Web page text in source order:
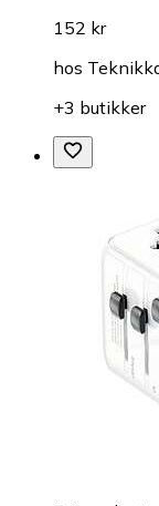
152 kr
hos
+3 butikker